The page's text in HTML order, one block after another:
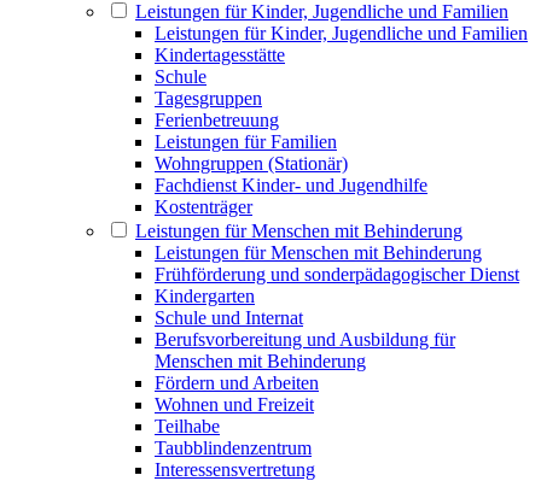
Leistungen für Kinder, Jugendliche und Familien
Leistungen für Kinder, Jugendliche und Familien
Kindertagesstätte
Schule
Tagesgruppen
Ferienbetreuung
Leistungen für Familien
Wohngruppen (Stationär)
Fachdienst Kinder- und Jugendhilfe
Kostenträger
Leistungen für Menschen mit Behinderung
Leistungen für Menschen mit Behinderung
Frühförderung und sonderpädagogischer Dienst
Kindergarten
Schule und Internat
Berufsvorbereitung und Ausbildung für
Menschen mit Behinderung
Fördern und Arbeiten
Wohnen und Freizeit
Teilhabe
Taubblindenzentrum
Interessensvertretung